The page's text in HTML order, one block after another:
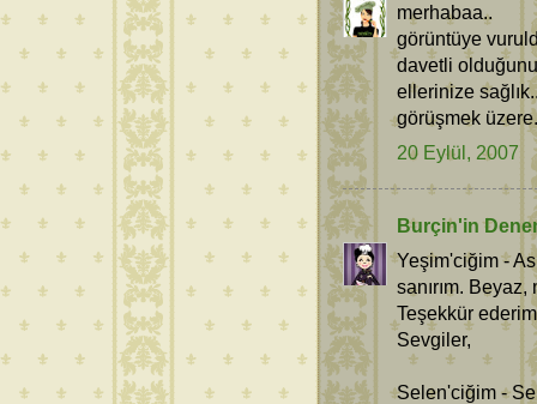
merhabaa..
görüntüye
davetli
ellerinize
görüşmek
20 Eylül, 2007
Burçin'in
Yeşim'ciğim -
sanırım.
Teşekkür
Sevgiler,
Selen'ciğim -